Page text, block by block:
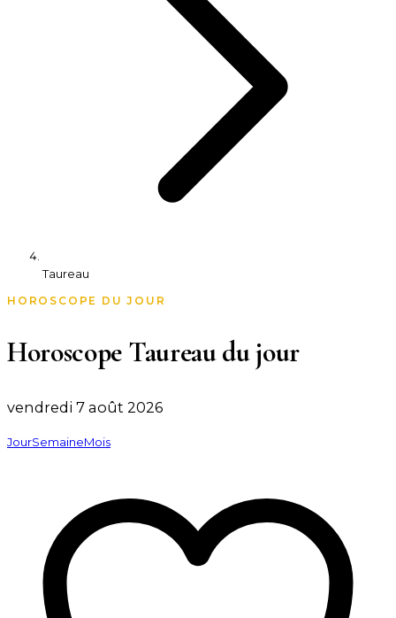
Taureau
HOROSCOPE DU JOUR
Horoscope Taureau du jour
vendredi 7 août 2026
JourSemaineMois